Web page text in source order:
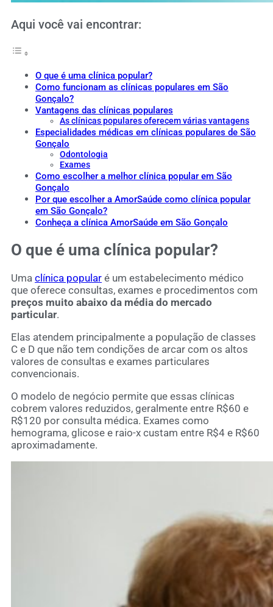
Aqui você vai encontrar:
O que é uma clínica popular?
Como funcionam as clínicas populares em São
Gonçalo?
Vantagens das clínicas populares
As clínicas populares oferecem várias vantagens
Especialidades médicas em clínicas populares de São
Gonçalo
Odontologia
Exames
Como escolher a melhor clínica popular em São
Gonçalo
Por que escolher a AmorSaúde como clínica popular
em São Gonçalo?
Conheça a clínica AmorSaúde em São Gonçalo
O que é uma clínica popular?
Uma clínica popular é um estabelecimento médico
que oferece consultas, exames e procedimentos com
preços muito abaixo da média do mercado
particular.
Elas atendem principalmente a população de classes
C e D que não tem condições de arcar com os altos
valores de consultas e exames particulares
convencionais.
O modelo de negócio permite que essas clínicas
cobrem valores reduzidos, geralmente entre R$60 e
R$120 por consulta médica. Exames como
hemograma, glicose e raio-x custam entre R$4 e R$60
aproximadamente.